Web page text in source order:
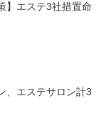
】エステ3社措置命
、エステサロン計3